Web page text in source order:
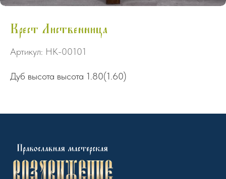
Крест Лиственница
Артикул: НК-00101
Дуб высота высота 1.80(1.60)